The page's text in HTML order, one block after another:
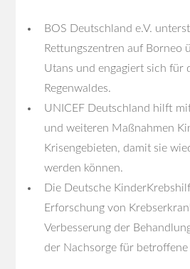
BOS Deutschland e.V.
Rettungszentren auf Borneo
Utans und engagiert sich für
Regenwaldes.
UNICEF Deutschland hilft
und weiteren Maßnahmen
Krisengebieten, damit sie
werden können.
Die Deutsche
Erforschung von
Verbesserung der
der Nachsorge für